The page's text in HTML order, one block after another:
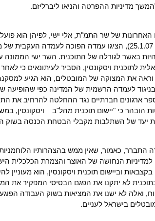
מדיניות ההפרטה והניאו ליברליזם.
האחרונות של שר התמ"ת, אלי ישי, לפיהן הוא פועל
אחרונות" 25.1.07), הציגו עמדה הפוכה לעמדה
באשר לגורלה של התוכנית. השר ישי הממונה
לתוכנית ויסקונסין, הסביר לעיתונאים כי
וראה את המצוקה של המובטלים, הוא הגיע
לעמדה הרשמית של המדינה כפי
ארגונים חברתיים נגד ההחלטה להרחיב את
הובהר כי "יישום תוכנית מהל"ב – ויסקונסין,
יעד של השתלבות מקבלי הבטחת הכנסה בשוק
התברר, כאמור, שאין ממש בהצהרותיו הלוחמניות
למדיניות הנחושה של האוצר והצמרת הכלכלית
בקצבאות וביישום תוכנית ויסקונסין, הוא מעוניין
לא יתקנו את הפגם הבסיסי המפקיר את
ואלה לא ישנו את המציאות בשוק העבודה
בישראל לעניים.